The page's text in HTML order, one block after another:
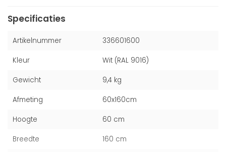
Specificaties
Artikelnummer 336601600
Kleur Wit (RAL 9016)
Gewicht 9,4 kg
Afmeting 60x160cm
Hoogte 60 cm
Breedte 160 cm